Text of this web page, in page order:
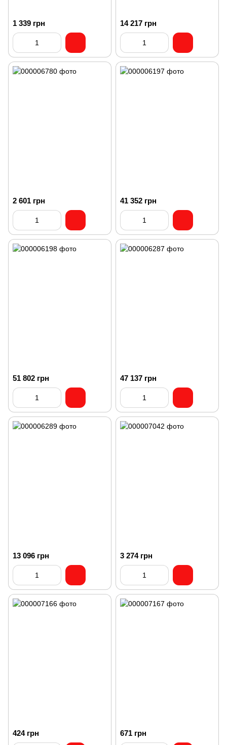
1 339 грн 14 217 грн
2 601 грн 41 352 грн
51 802 грн 47 137 грн
13 096 грн 3 274 грн
424 грн 671 грн